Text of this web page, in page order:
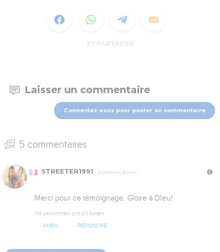
27 PARTAGES
Laisser un commentaire
Connectez-vous pour poster un commentaire
5 commentaires
STREETER1991 Il y a 10 ans, 3 mois
Merci pour ce témoignage. Gloire à DIeu!
114 personnes ont dit Amen
AMEN RÉPONDRE